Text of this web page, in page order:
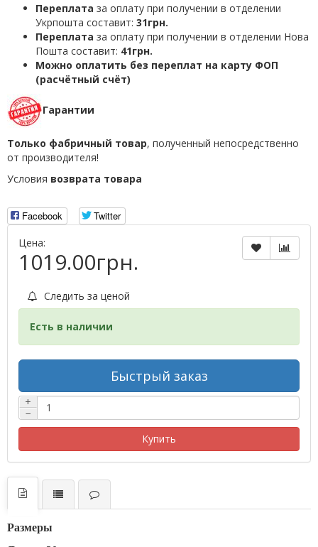
Переплата за оплату при получении в отделении
Укрпошта составит: 31грн.
Переплата за оплату при получении в отделении Нова
Пошта составит: 41грн.
Можно оплатить без переплат на карту ФОП
(расчётный счёт)
Гарантии
Только фабричный товар, полученный непосредственно
от производителя!
Условия возврата товара
Facebook
Twitter
Цена:
1019.00грн.
Следить за ценой
Есть в наличии
Быстрый заказ
+
−
Купить
Размеры